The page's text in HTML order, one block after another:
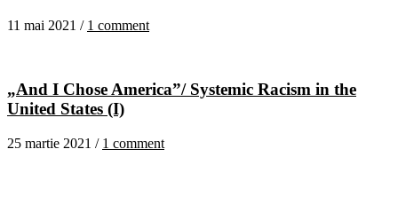
11 mai 2021 / 1 comment
„And I Chose America”/ Systemic Racism in the
United States (I)
25 martie 2021 / 1 comment